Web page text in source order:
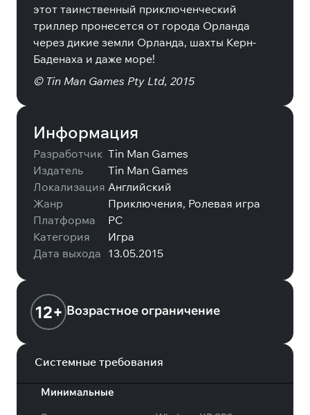
этот таинственный приключенческий
триллер пронесется от города Орланда
через дикие земли Орланда, шахты Керн-
Баденаха и даже море!
© Tin Man Games Pty Ltd, 2015
Информация
Разработчик Tin Man Games
Издатель
Tin Man Games
Локализация Английский
Жанр
Приключения, Ролевая игра
Платформа
PC
Категория
Игра
Дата выхода 13.05.2015
12+ Возрастное ограничение
Системные требования
Минимальные